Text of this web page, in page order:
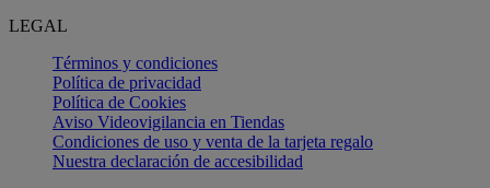
LEGAL
Términos y condiciones
Política de privacidad
Política de Cookies
Aviso Videovigilancia en Tiendas
Condiciones de uso y venta de la tarjeta regalo
Nuestra declaración de accesibilidad